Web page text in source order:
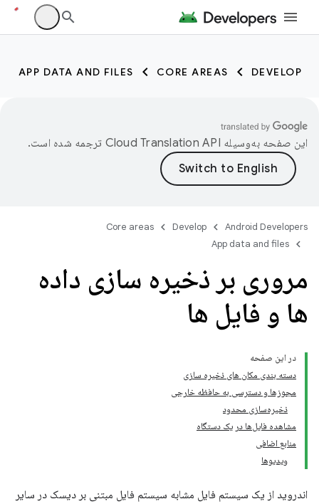
DEVELOP
CORE AREAS
APP DATA AND FILES
این صفحه به‌وسیله ترجمه شده است.
Android Developers
Develop
Core areas
App data and files
مروری بر ذخیره سازی داده
ها و فایل ها
در این صفحه
دسته بندی مکان های ذخیره سازی
مجوزها و دسترسی به حافظه خارجی
ذخیره‌سازی محدود
مشاهده فایل‌ها در یک دستگاه
منابع اضافی
ویدیوها
اندروید از یک سیستم فایل مشابه سیستم فایل مبتنی بر دیسک در سایر